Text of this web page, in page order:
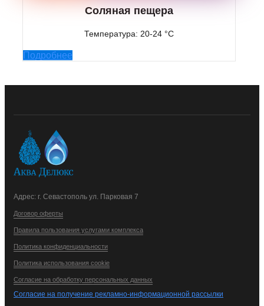
Соляная пещера
Температура: 20-24 °C
Подробнее
Адрес: г. Севастополь ул. Парковая 7
Договор оферты
Правила пользования услугами комплекса
Политика конфиденциальности
Политика использования cookie
Согласие на обработку персональных данных
Согласие на получение рекламно-информационной рассылки